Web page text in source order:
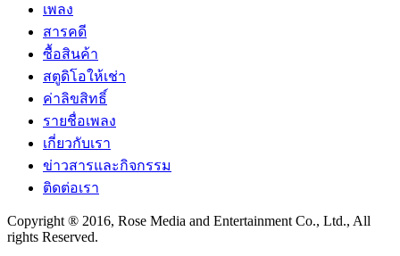
เพลง
สารคดี
ซื้อสินค้า
สตูดิโอให้เช่า
ค่าลิขสิทธิ์
รายชื่อเพลง
เกี่ยวกับเรา
ข่าวสารและกิจกรรม
ติดต่อเรา
Copyright ® 2016, Rose Media and Entertainment Co., Ltd., All
rights Reserved.